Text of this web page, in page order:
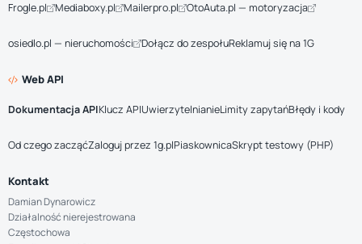
Frogle.pl Mediaboxy.pl Mailerpro.pl OtoAuta.pl — motoryzacja
osiedlo.pl — nieruchomości Dołącz do zespołuReklamuj się na 1G
Web API
Dokumentacja APIKlucz APIUwierzytelnianieLimity zapytańBłędy i kody
Od czego zacząćZaloguj przez 1g.plPiaskownicaSkrypt testowy (PHP)
Kontakt
Damian Dynarowicz
Działalność nierejestrowana
Częstochowa